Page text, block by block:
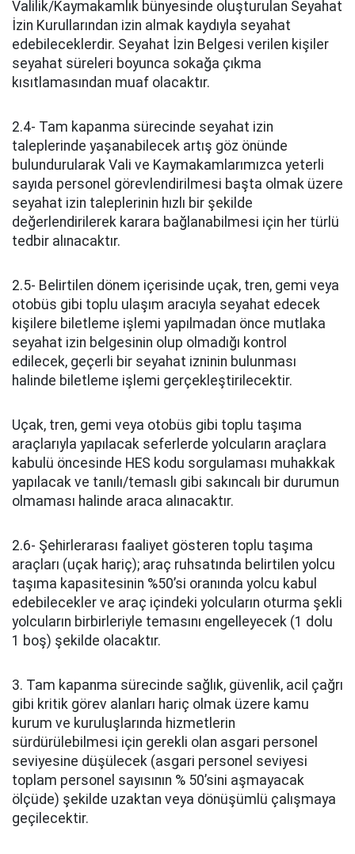
Valilik/Kaymakamlık bünyesinde oluşturulan Seyahat
İzin Kurullarından izin almak kaydıyla seyahat
edebileceklerdir. Seyahat İzin Belgesi verilen kişiler
seyahat süreleri boyunca sokağa çıkma
kısıtlamasından muaf olacaktır.
2.4- Tam kapanma sürecinde seyahat izin
taleplerinde yaşanabilecek artış göz önünde
bulundurularak Vali ve Kaymakamlarımızca yeterli
sayıda personel görevlendirilmesi başta olmak üzere
seyahat izin taleplerinin hızlı bir şekilde
değerlendirilerek karara bağlanabilmesi için her türlü
tedbir alınacaktır.
2.5- Belirtilen dönem içerisinde uçak, tren, gemi veya
otobüs gibi toplu ulaşım aracıyla seyahat edecek
kişilere biletleme işlemi yapılmadan önce mutlaka
seyahat izin belgesinin olup olmadığı kontrol
edilecek, geçerli bir seyahat izninin bulunması
halinde biletleme işlemi gerçekleştirilecektir.
Uçak, tren, gemi veya otobüs gibi toplu taşıma
araçlarıyla yapılacak seferlerde yolcuların araçlara
kabulü öncesinde HES kodu sorgulaması muhakkak
yapılacak ve tanılı/temaslı gibi sakıncalı bir durumun
olmaması halinde araca alınacaktır.
2.6- Şehirlerarası faaliyet gösteren toplu taşıma
araçları (uçak hariç); araç ruhsatında belirtilen yolcu
taşıma kapasitesinin %50’si oranında yolcu kabul
edebilecekler ve araç içindeki yolcuların oturma şekli
yolcuların birbirleriyle temasını engelleyecek (1 dolu
1 boş) şekilde olacaktır.
3. Tam kapanma sürecinde sağlık, güvenlik, acil çağrı
gibi kritik görev alanları hariç olmak üzere kamu
kurum ve kuruluşlarında hizmetlerin
sürdürülebilmesi için gerekli olan asgari personel
seviyesine düşülecek (asgari personel seviyesi
toplam personel sayısının % 50’sini aşmayacak
ölçüde) şekilde uzaktan veya dönüşümlü çalışmaya
geçilecektir.